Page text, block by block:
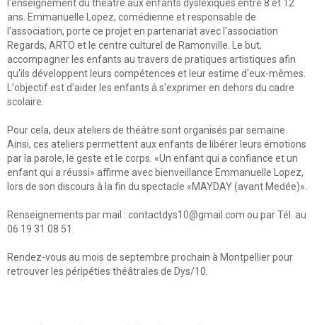
l'enseignement du théâtre aux enfants dyslexiques entre 8 et 12
ans. Emmanuelle Lopez, comédienne et responsable de
l'association, porte ce projet en partenariat avec l'association
Regards, ARTO et le centre culturel de Ramonville. Le but,
accompagner les enfants au travers de pratiques artistiques afin
qu'ils développent leurs compétences et leur estime d'eux-mêmes.
L'objectif est d'aider les enfants à s'exprimer en dehors du cadre
scolaire.
Pour cela, deux ateliers de théâtre sont organisés par semaine.
Ainsi, ces ateliers permettent aux enfants de libérer leurs émotions
par la parole, le geste et le corps. «Un enfant qui a confiance et un
enfant qui a réussi» affirme avec bienveillance Emmanuelle Lopez,
lors de son discours à la fin du spectacle «MAYDAY (avant Medée)».
Renseignements par mail : contactdys10@gmail.com ou par Tél. au
06 19 31 08 51.
Rendez-vous au mois de septembre prochain à Montpellier pour
retrouver les péripéties théâtrales de Dys/10.